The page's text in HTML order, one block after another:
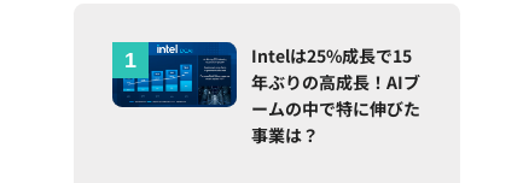
Intelは25%成長で15
年ぶりの高成長！AIブ
ームの中で特に伸びた
事業は？